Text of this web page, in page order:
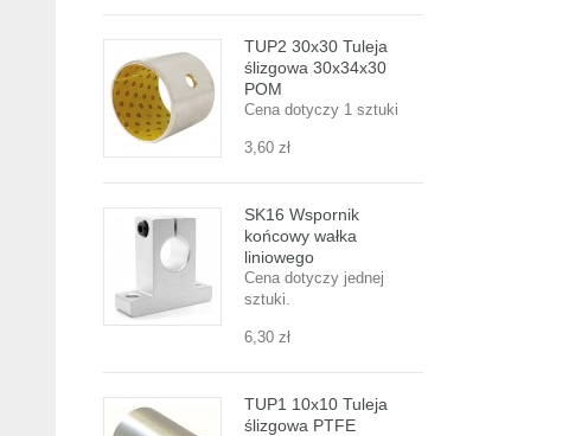
TUP2 30x30 Tuleja
ślizgowa 30x34x30
POM
Cena dotyczy 1 sztuki
3,60 zł
SK16 Wspornik
końcowy wałka
liniowego
Cena dotyczy jednej
sztuki.
6,30 zł
TUP1 10x10 Tuleja
ślizgowa PTFE